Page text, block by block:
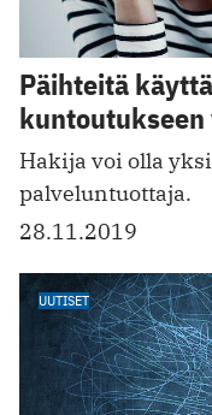
Päihteitä
Hakija voi olla
palveluntuottaja.
28.11.2019
UUTISET